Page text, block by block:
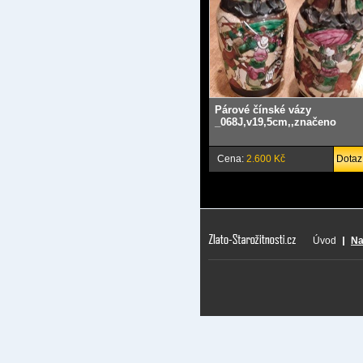
Párové čínské vázy
_068J,v19,5cm,,značeno
Cena: 2.600 Kč
Úvod